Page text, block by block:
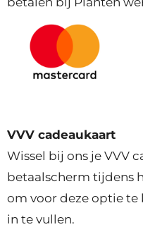
VVV cadeaukaart
Wissel bij ons je VVV
betaalscherm tijdens
om voor deze optie te
in te vullen.